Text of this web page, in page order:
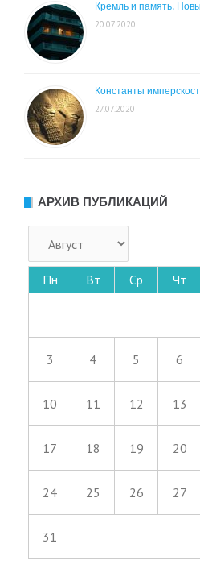
Кремль и память.
20.07.2020
Константы
27.07.2020
АРХИВ ПУБЛИКАЦИЙ
Пн Вт Ср Чт
3 4 5 6
10 11 12 13
17 18 19 20
24 25 26 27
31